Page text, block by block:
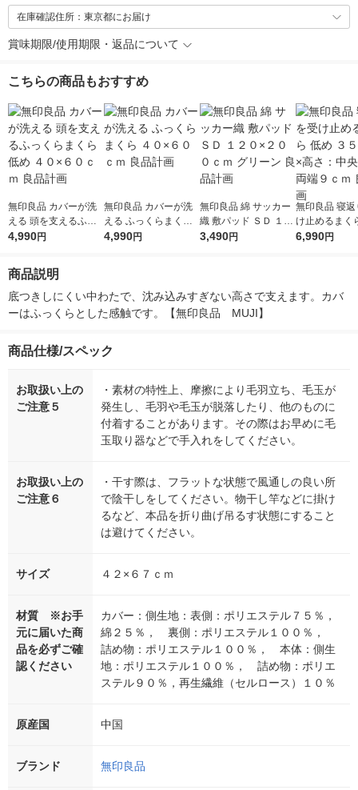
在庫確認住所：東京都にお届け
賞味期限/使用期限・返品について
こちらの商品もおすすめ
無印良品 カバーが洗
える 頭を支えるふっ
くらまくら 低め ４０
4,990円
無印良品 カバーが洗
える ふっくらまくら
４０×６０ｃｍ 良品計
4,990円
無印良品 綿 サッカー
織 敷パッド ＳＤ １２
０×２００ｃｍ グリー
3,490円
無印良品 寝返
け止めるまく
３５×６０×高
6,990円
商品説明
底つきしにくい中わたで、沈み込みすぎない高さで支えます。カバ
ーはふっくらとした感触です。【無印良品　MUJI】
商品仕様/スペック
お取扱い上の
ご注意５
・素材の特性上、摩擦により毛羽立ち、毛玉が
発生し、毛羽や毛玉が脱落したり、他のものに
付着することがあります。その際はお早めに毛
玉取り器などで手入れをしてください。
お取扱い上の
ご注意６
・干す際は、フラットな状態で風通しの良い所
で陰干しをしてください。物干し竿などに掛け
るなど、本品を折り曲げ吊るす状態にすること
は避けてください。
サイズ ４２×６７ｃｍ
材質 ※お手
元に届いた商
品を必ずご確
認ください
カバー：側生地：表側：ポリエステル７５％，
綿２５％， 裏側：ポリエステル１００％，
詰め物：ポリエステル１００％， 本体：側生
地：ポリエステル１００％， 詰め物：ポリエ
ステル９０％，再生繊維（セルロース）１０％
原産国 中国
ブランド 無印良品